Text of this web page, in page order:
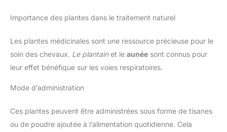
Importance des plantes dans le traitement naturel
Les plantes médicinales sont une ressource précieuse pour le
soin des chevaux. Le plantainet le aunée sont connus pour
leur effet bénéfique sur les voies respiratoires.
Mode d’administration
Ces plantes peuvent être administrées sous forme de tisanes
ou de poudre ajoutée à l’alimentation quotidienne. Cela